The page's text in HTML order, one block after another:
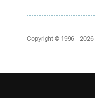
Copyright © 1996 - 2026